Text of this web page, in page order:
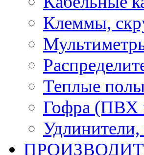
Клеммы,
Теплые полы
Гофра (ПВХ